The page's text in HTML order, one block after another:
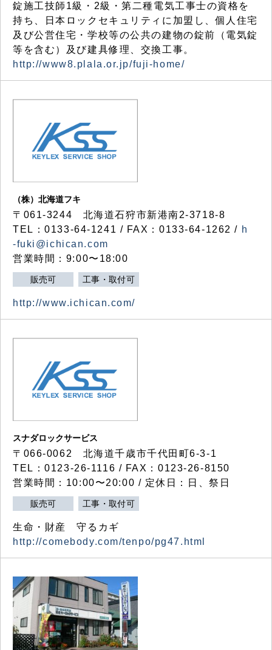
錠施工技師1級・2級・第二種電気工事士の資格を
持ち、日本ロックセキュリティに加盟し、個人住宅
及び公営住宅・学校等の公共の建物の錠前（電気錠
等を含む）及び建具修理、交換工事。
http://www8.plala.or.jp/fuji-home/
（株）北海道フキ
〒061-3244 北海道石狩市新港南2-3718-8
TEL：0133-64-1241 / FAX：0133-64-1262 / h
-fuki@ichican.com
営業時間：9:00〜18:00
販売可 工事・取付可
http://www.ichican.com/
スナダロックサービス
〒066-0062 北海道千歳市千代田町6-3-1
TEL：0123-26-1116 / FAX：0123-26-8150
営業時間：10:00〜20:00 / 定休日：日、祭日
販売可 工事・取付可
生命・財産 守るカギ
http://comebody.com/tenpo/pg47.html